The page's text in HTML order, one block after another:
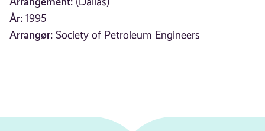
År: 1995
Arrangør: Society of Petroleum Engineers